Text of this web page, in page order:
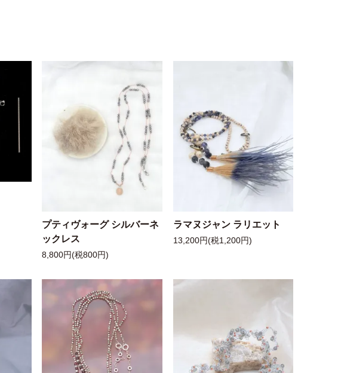
プティヴォーグ シルバーネ
ックレス
8,800円(税800円)
ラマヌジャン ラリエット
13,200円(税1,200円)